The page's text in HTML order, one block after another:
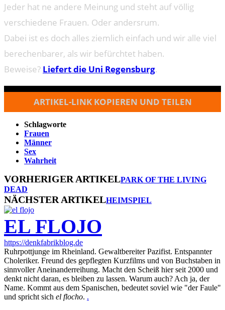
Jeder hat ne andere Meinung und steht auf völlig
verschiedene Frauen. Oder andersrum.
Dabei ist es doch alles ziemlich einfach und wir alle viel
berechenbarer, als wir befürchtet haben.
Beweise? Liefert die Uni Regensburg.
ARTIKEL-LINK KOPIEREN UND TEILEN
Schlagworte
Frauen
Männer
Sex
Wahrheit
VORHERIGER ARTIKELPARK OF THE LIVING
DEAD
NÄCHSTER ARTIKELHEIMSPIEL
EL FLOJO
https://denkfabrikblog.de
Ruhrpottjunge im Rheinland. Gewaltbereiter Pazifist. Entspannter
Choleriker. Freund des gepflegten Kurzfilms und von Buchstaben in
sinnvoller Aneinanderreihung. Macht den Scheiß hier seit 2000 und
denkt nicht daran, es bleiben zu lassen. Warum auch? Ach ja, der
Name. Kommt aus dem Spanischen, bedeutet soviel wie "der Faule"
und spricht sich el flocho. .